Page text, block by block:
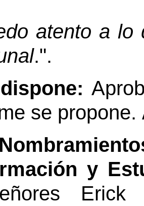
atento a lo
.".
se propone.
y
Erick